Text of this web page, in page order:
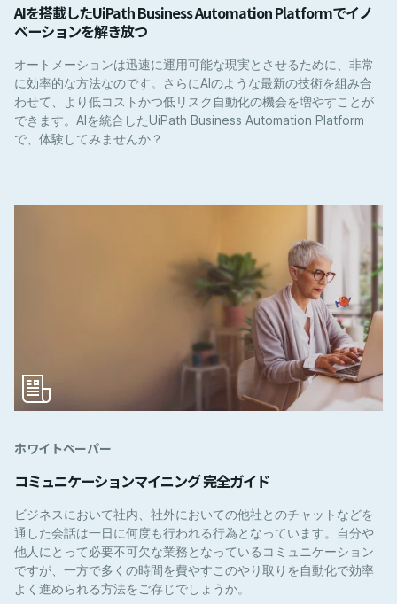
AIを搭載したUiPath Business Automation Platformでイノ
ベーションを解き放つ
オートメーションは迅速に運用可能な現実とさせるために、非常
に効率的な方法なのです。さらにAIのような最新の技術を組み合
わせて、より低コストかつ低リスク自動化の機会を増やすことが
できます。AIを統合したUiPath Business Automation Platform
で、体験してみませんか？
ホワイトペーパー
コミュニケーションマイニング 完全ガイド
ビジネスにおいて社内、社外においての他社とのチャットなどを
通した会話は一日に何度も行われる行為となっています。自分や
他人にとって必要不可欠な業務となっているコミュニケーション
ですが、一方で多くの時間を費やすこのやり取りを自動化で効率
よく進められる方法をご存じでしょうか。